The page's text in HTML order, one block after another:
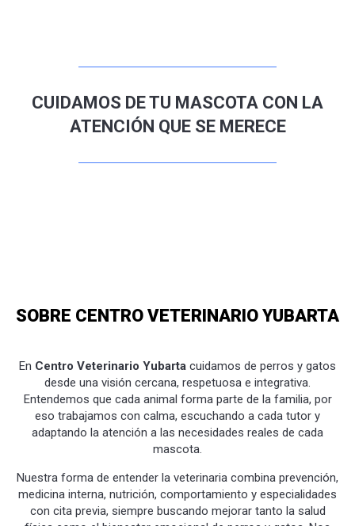
CUIDAMOS DE TU MASCOTA CON LA
ATENCIÓN QUE SE MERECE
SOBRE CENTRO VETERINARIO YUBARTA
En Centro Veterinario Yubarta cuidamos de perros y gatos
desde una visión cercana, respetuosa e integrativa.
Entendemos que cada animal forma parte de la familia, por
eso trabajamos con calma, escuchando a cada tutor y
adaptando la atención a las necesidades reales de cada
mascota.
Nuestra forma de entender la veterinaria combina prevención,
medicina interna, nutrición, comportamiento y especialidades
con cita previa, siempre buscando mejorar tanto la salud